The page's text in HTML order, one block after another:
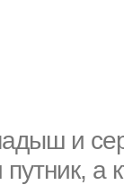
и
путник, а